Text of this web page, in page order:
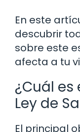
En este
descubrir
sobre este
afecta a tu
¿Cuál es
Ley de
El principal